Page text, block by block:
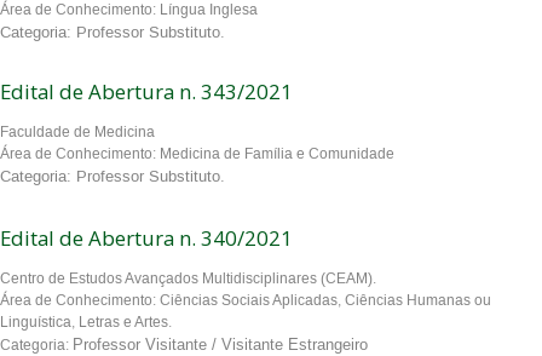
Área de Conhecimento: Língua Inglesa
Categoria: Professor Substituto.
Edital de Abertura n. 343/2021
Faculdade de Medicina
Área de Conhecimento: Medicina de Família e Comunidade
Categoria: Professor Substituto.
Edital de Abertura n. 340/2021
Centro de Estudos Avançados Multidisciplinares (CEAM).
Área de Conhecimento: Ciências Sociais Aplicadas, Ciências Humanas ou
Linguística, Letras e Artes.
Categoria: Professor Visitante / Visitante Estrangeiro